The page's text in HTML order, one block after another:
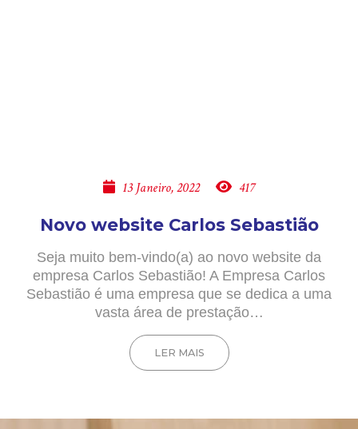
13 Janeiro, 2022 417
Novo website Carlos Sebastião
Seja muito bem-vindo(a) ao novo website da
empresa Carlos Sebastião! A Empresa Carlos
Sebastião é uma empresa que se dedica a uma
vasta área de prestação…
LER MAIS